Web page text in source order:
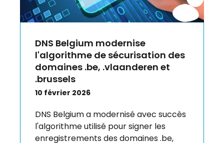
DNS Belgium modernise
l'algorithme de sécurisation des
domaines .be, .vlaanderen et
.brussels
10 février 2026
DNS Belgium a modernisé avec succès
l'algorithme utilisé pour signer les
enregistrements des domaines .be,